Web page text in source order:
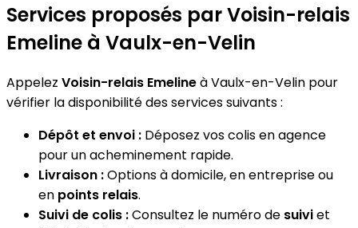
Services proposés par Voisin-relais
Emeline à Vaulx-en-Velin
Appelez Voisin-relais Emelineà Vaulx-en-Velin pour
vérifier la disponibilité des services suivants :
Dépôt et envoi : Déposez vos colis en agence
pour un acheminement rapide.
Livraison :Options à domicile, en entreprise ou
en points relais.
Suivi de colis :Consultez le numéro de suiviet